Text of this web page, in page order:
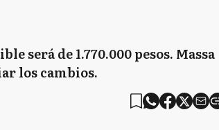
será de 1.770.000 pesos. Massa
los cambios.